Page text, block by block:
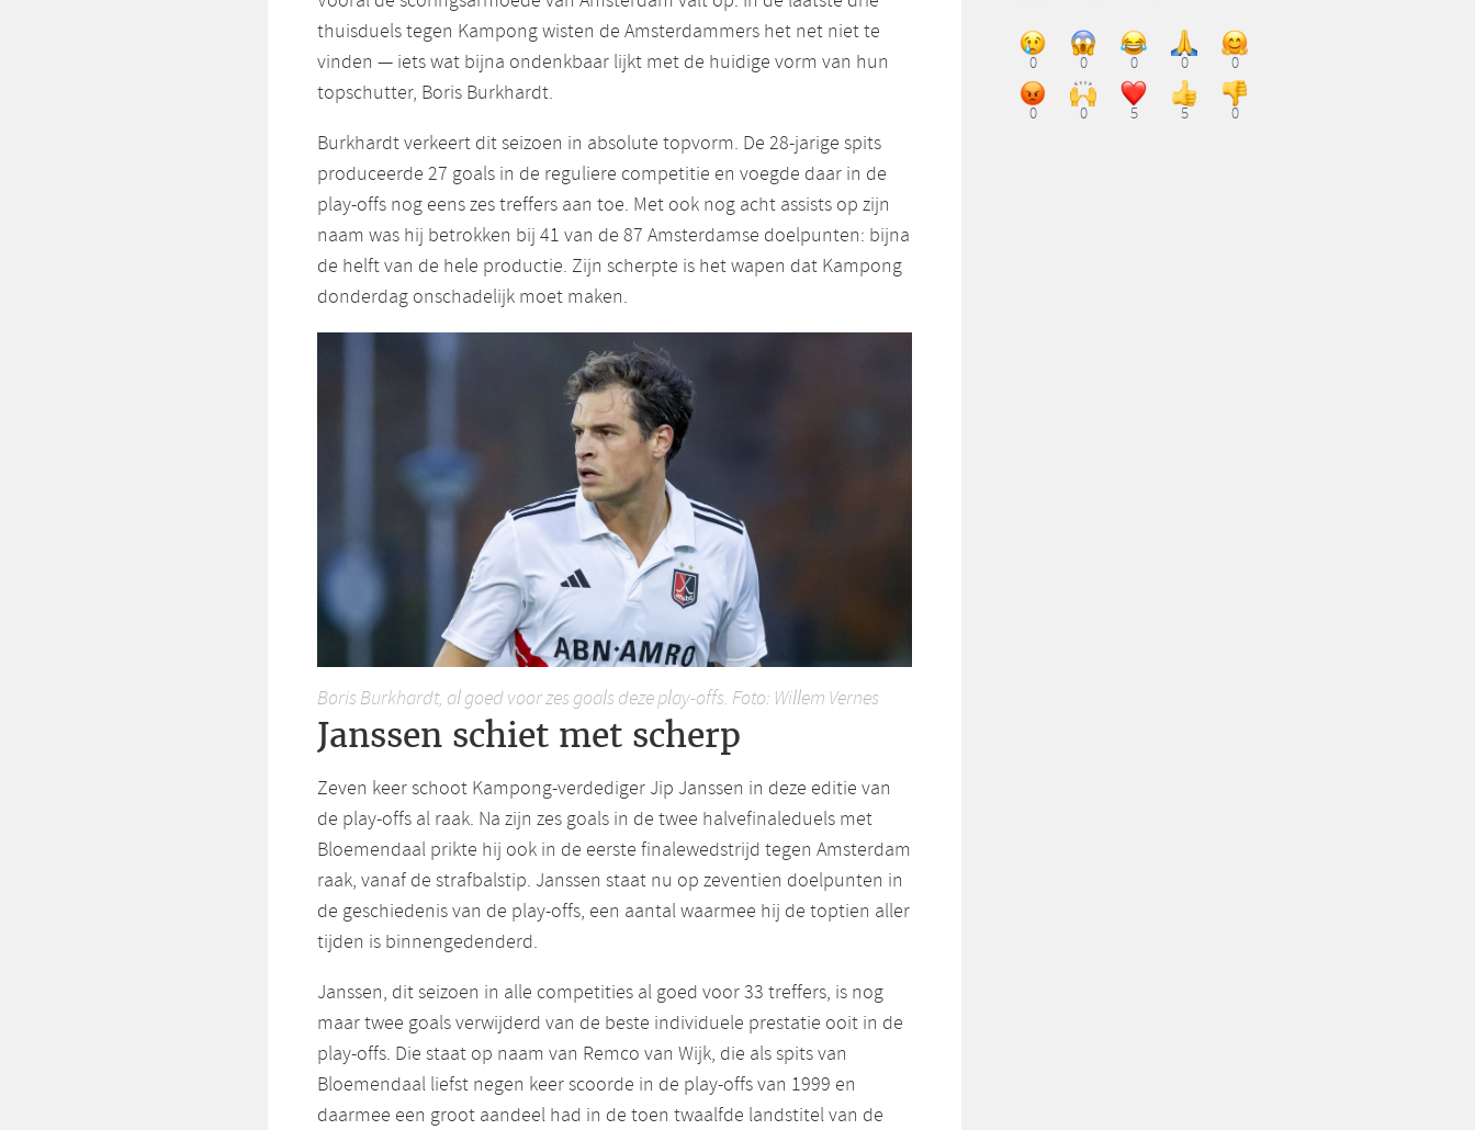
thuisduels tegen Kampong wisten de Amsterdammers het net niet te
vinden — iets wat bijna ondenkbaar lijkt met de huidige vorm van hun
topschutter, Boris Burkhardt.
Burkhardt verkeert dit seizoen in absolute topvorm. De 28-jarige spits
produceerde 27 goals in de reguliere competitie en voegde daar in de
play-offs nog eens zes treffers aan toe. Met ook nog acht assists op zijn
naam was hij betrokken bij 41 van de 87 Amsterdamse doelpunten: bijna
de helft van de hele productie. Zijn scherpte is het wapen dat Kampong
donderdag onschadelijk moet maken.
Boris Burkhardt, al goed voor zes goals deze play-offs. Foto: Willem Vernes
Janssen schiet met scherp
Zeven keer schoot Kampong-verdediger Jip Janssen in deze editie van
de play-offs al raak. Na zijn zes goals in de twee halvefinaleduels met
Bloemendaal prikte hij ook in de eerste finalewedstrijd tegen Amsterdam
raak, vanaf de strafbalstip. Janssen staat nu op zeventien doelpunten in
de geschiedenis van de play-offs, een aantal waarmee hij de toptien aller
tijden is binnengedenderd.
Janssen, dit seizoen in alle competities al goed voor 33 treffers, is nog
maar twee goals verwijderd van de beste individuele prestatie ooit in de
play-offs. Die staat op naam van Remco van Wijk, die als spits van
Bloemendaal liefst negen keer scoorde in de play-offs van 1999 en
daarmee een groot aandeel had in de toen twaalfde landstitel van de
0 0 0 0 0
0 0 5 5 0